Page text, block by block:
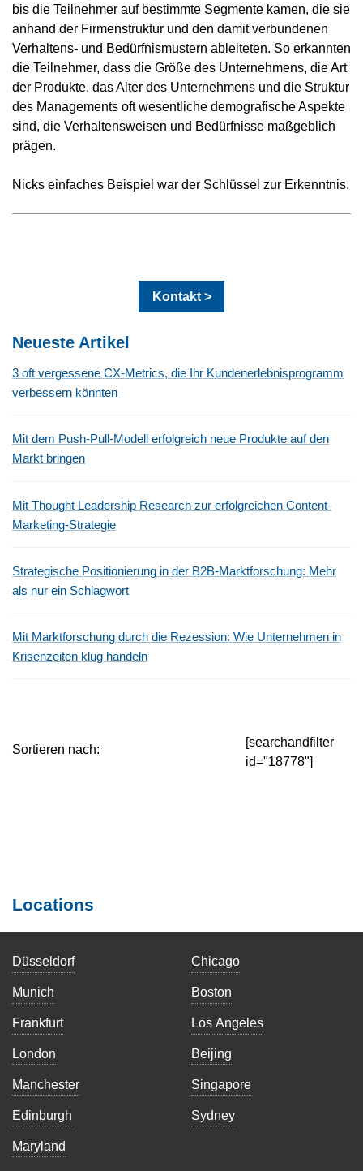
bis die Teilnehmer auf bestimmte Segmente kamen, die sie
anhand der Firmenstruktur und den damit verbundenen
Verhaltens- und Bedürfnismustern ableiteten. So erkannten
die Teilnehmer, dass die Größe des Unternehmens, die Art
der Produkte, das Alter des Unternehmens und die Struktur
des Managements oft wesentliche demografische Aspekte
sind, die Verhaltensweisen und Bedürfnisse maßgeblich
prägen.
Nicks einfaches Beispiel war der Schlüssel zur Erkenntnis.
Kontakt >
Neueste Artikel
3 oft vergessene CX-Metrics, die Ihr Kundenerlebnisprogramm
verbessern könnten
Mit dem Push-Pull-Modell erfolgreich neue Produkte auf den
Markt bringen
Mit Thought Leadership Research zur erfolgreichen Content-
Marketing-Strategie
Strategische Positionierung in der B2B-Marktforschung: Mehr
als nur ein Schlagwort
Mit Marktforschung durch die Rezession: Wie Unternehmen in
Krisenzeiten klug handeln
Sortieren nach:
[searchandfilter
id="18778"]
Locations
Düsseldorf
Munich
Frankfurt
London
Manchester
Edinburgh
Maryland
Chicago
Boston
Los Angeles
Beijing
Singapore
Sydney